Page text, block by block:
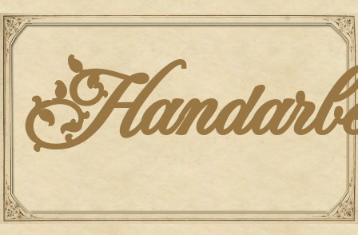
Skip
to
content